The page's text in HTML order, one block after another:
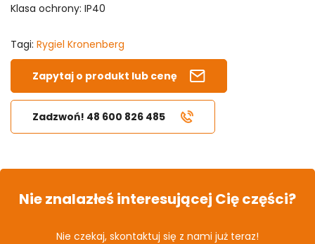
Klasa ochrony: IP40
Tagi: Rygiel Kronenberg
Zapytaj o produkt lub cenę
Zadzwoń! 48 600 826 485
Nie znalazłeś interesującej Cię części?
Nie czekaj, skontaktuj się z nami już teraz!